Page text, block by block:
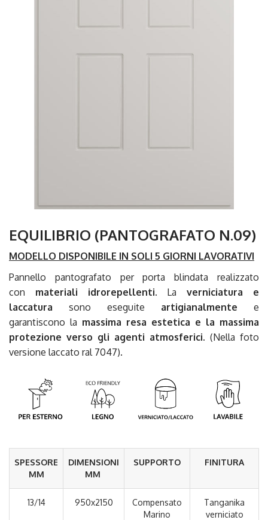
EQUILIBRIO (PANTOGRAFATO N.09)
MODELLO DISPONIBILE IN SOLI 5 GIORNI LAVORATIVI
Pannello pantografato per porta blindata realizzato
con materiali idrorepellenti. Laverniciatura e
laccatura sono eseguite artigianalmente e
garantiscono la massima resa estetica e la massima
protezione verso gli agenti atmosferici. (Nella foto
versione laccato ral 7047).
SPESSORE
MM
DIMENSIONI
MM
SUPPORTO FINITURA
13/14 950x2150
Compensato
Marino
Tanganika
verniciato